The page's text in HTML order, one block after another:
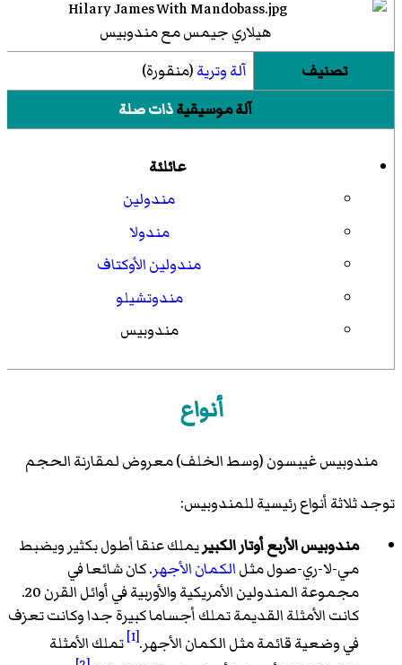
هيلاري جيمس مع مندوبيس
تصنيف
آلة وترية(منقورة)
آلة موسيقيةذات صلة
عائلئة
مندولين
مندولا
مندولين الأوكتاف
مندوتشيلو
مندوبيس
أنواع
مندوبيس غيبسون (وسط الخلف) معروض لمقارنة الحجم
توجد ثلاثة أنواع رئيسية للمندوبيس:
مندوبيس الأربع أوتار الكبيريملك عنقا أطول بكثير ويضبط
مي-لا-ري-صول مثلالكمان الأجهر. كان شائعا في
مجموعة المندولين الأمريكية والأوربية في أوائل القرن 20.
كانت الأمثلة القديمة تملك أجساما كبيرة جدا وكانت تعزف
في وضعية قائمة مثل الكمان الأجهر.[1]
تملك الأمثلة